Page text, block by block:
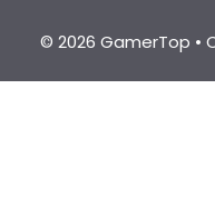
© 2026 GamerTop •